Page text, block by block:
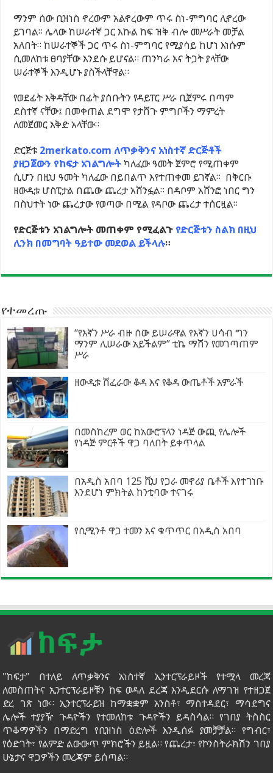
ማንም ሰው ቢዝነስ ኖረውም አልኖረውም ጥሩ ስነ-ምግባር ሊኖረው
ይገባል። ሌላው ከሠራተኛ ጋር እኩል ከፍ ዝቅ ብሎ መሥራት መቻል
አለበት። ከሠራተኞች ጋር ጥሩ ስነ-ምግባር የሚያሳይ ከሆነ እነሱም
ሲመለከቱ ፀባያቸው እንደሱ ይሆናል። ጠንካራ እና ትጋት ያላቸው
ሠራተኞች እንዲሆኑ ያስችላቸዋል።
የወደፊት እቅዳቸው በፊት ያሰቡትን የዳይፐር ሥራ ቢጀምሩ በጣም
ደስተኛ ናቸው፤ በመቀጠል ደግሞ የታሸጉ ምግቦችን ማምረት
ለመጀመር እቅድ አላቸው።
ድርጅቱ 2merkato.com ለጥቃቅንና አነስተኛ ድርጅቶች
ያዘጋጀውን የከፍታ አገልግሎትካለፈው ዓመት ጀምሮ የሚጠቀም
ሲሆን በዚህ ዓመት ካለፈው በይበልጥ እየተጠቀመ ይገኛል። በቅርቡ
ዘውዲቱ ሆስፒታል በጨው ጨረታ አሸንፏል። በዳቦም አሸንፎ ነበር ግን
በስህተት ነው ጨረታው የወጣው በሚል የዳቦው ጨረታ ተሰርዟል።
የድርጅቱን አገልግሎት መጠቀም የሚፈልጉ የድርጅቱን ስልክ በዚህ
ሊንክ በመግባት ዓይተው መደወል ይችላሉ።
የተመረጡ
“የእኛን ሥራ ብዙ ሰው ይሠራዋል የእኛን ሀሳብ ግን
ማንም ሊሠራው አይችልም” ቲኬ ማሽን የመገጣጠም
ሥራ
ዘውዲቱ ሽፈራው ቆዳ እና የቆዳ ውጤቶች አምራች
በመስከረም ወር ከአውሮፕላን ነዳጅ ውጪ የሌሎች
የነዳጅ ምርቶች ዋጋ ባለበት ይቀጥላል
በአዲስ አበባ 125 ሺህ የጋራ መኖሪያ ቤቶች እየተገነቡ
እንደሆነ ምክትል ከንቲባው ተናገሩ
የሲሚንቶ ዋጋ ተመን እና ቁጥጥር በአዲስ አበባ
"ከፍታ" በተለይ ለጥቃቅንና አነስተኛ ኢንተርፕራይዞች የተሟላ መረጃ
ለመስጠትና ኢንተርፕራይዞቹን ከፍ ወዳለ ደረጃ እንዲደርሱ ለማገዝ የተዘጋጀ
ድረ ገጽ ነው። ኢንተርፕራይዝ ከማቋቋም አንስቶ፣ ማስተዳደር፣ ማሳደግና
ሌሎች ተያያዥ ጉዳዮችን የተመለከቱ ጉዳዮችን ይዳስሳል። የገበያ ትስስር
ጥቆማዎችን በማድረግ የቢዝነስ ዕድሎች እንዲሰፉ ያመቻቻል። የግብር፣
የዕድገት፣ የልምድ ልውውጥ ምክሮችን ይዟል። የጨረታ፣ የኮንስትራክሽን ገበያ
ሁኔታና ዋጋዎችን መረጃም ይሰጣል።